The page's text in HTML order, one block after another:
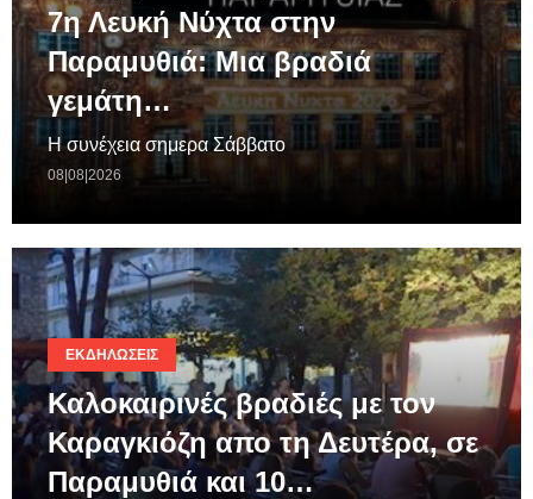
7η Λευκή Νύχτα στην
Παραμυθιά: Μια βραδιά
γεμάτη…
Η συνέχεια σημερα Σάββατο
08|08|2026
ΕΚΔΗΛΏΣΕΙΣ
Καλοκαιρινές βραδιές με τον
Καραγκιόζη απο τη Δευτέρα, σε
Παραμυθιά και 10…